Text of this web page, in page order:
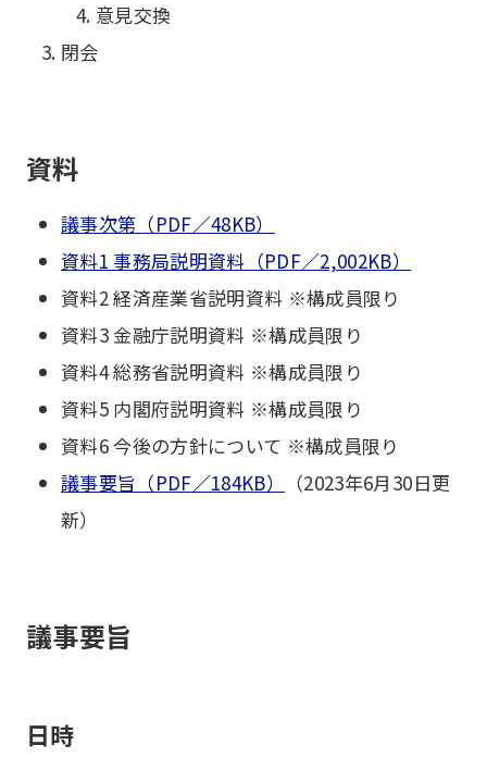
意見交換
閉会
資料
議事次第（PDF／48KB）
資料1 事務局説明資料（PDF／2,002KB）
資料2 経済産業省説明資料 ※構成員限り
資料3 金融庁説明資料 ※構成員限り
資料4 総務省説明資料 ※構成員限り
資料5 内閣府説明資料 ※構成員限り
資料6 今後の方針について ※構成員限り
議事要旨（PDF／184KB）
（2023年6月30日更
新）
議事要旨
日時